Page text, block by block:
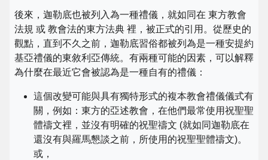
後來，迦勒底也被列入為一種禮儀，就如同在 東方教會
法規 或 教會法的東方法典 裡，被正式的引用。從歷史的
觀點，直到不久之前，迦勒底習俗都被列為是一種安提約
基亞禮儀的東敘利亞傳統。有兩種可能的因素，可以解釋
為什麼在最近它會被認為是一種自有的禮儀：
這個改變可能與具有獨特形式的複本教會禮儀儀式有
關，例如：東方的亞述教會，在他們最常使用祝聖聖
體禱文裡，並沒有明確的祝聖禱文 (就如同迦勒底在
還沒有與羅馬懇談之前，所使用的祝聖聖體禱文)。
或，